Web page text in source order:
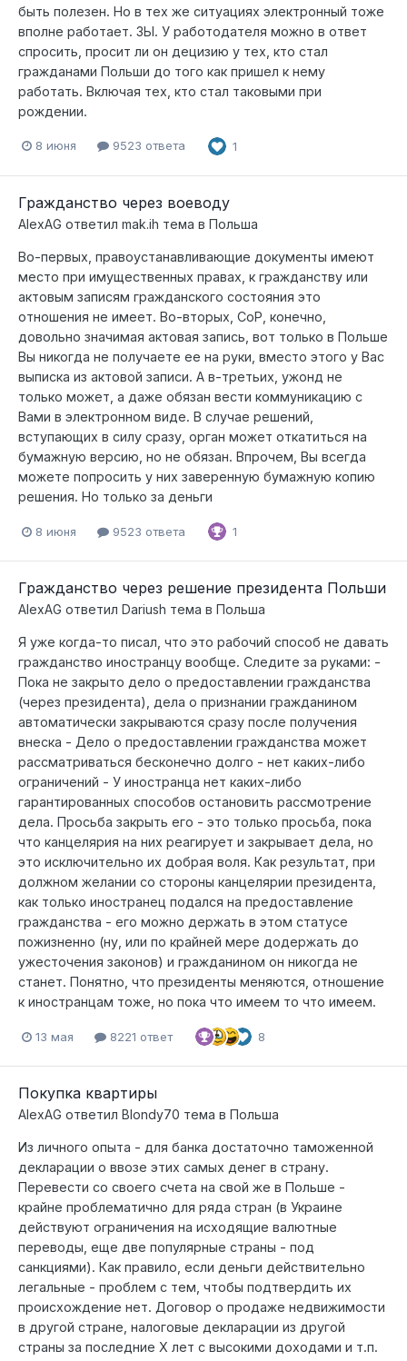
быть полезен. Но в тех же ситуациях электронный тоже
вполне работает. ЗЫ. У работодателя можно в ответ
спросить, просит ли он децизию у тех, кто стал
гражданами Польши до того как пришел к нему
работать. Включая тех, кто стал таковыми при
рождении.
8 июня 9523 ответа 1
Гражданство через воеводу
AlexAG ответил mak.ih тема в Польша
Во-первых, правоустанавливающие документы имеют
место при имущественных правах, к гражданству или
актовым записям гражданского состояния это
отношения не имеет. Во-вторых, СоР, конечно,
довольно значимая актовая запись, вот только в Польше
Вы никогда не получаете ее на руки, вместо этого у Вас
выписка из актовой записи. А в-третьих, ужонд не
только может, а даже обязан вести коммуникацию с
Вами в электронном виде. В случае решений,
вступающих в силу сразу, орган может откатиться на
бумажную версию, но не обязан. Впрочем, Вы всегда
можете попросить у них заверенную бумажную копию
решения. Но только за деньги
8 июня 9523 ответа 1
Гражданство через решение президента Польши
AlexAG ответил Dariush тема в Польша
Я уже когда-то писал, что это рабочий способ не давать
гражданство иностранцу вообще. Следите за руками: -
Пока не закрыто дело о предоставлении гражданства
(через президента), дела о признании гражданином
автоматически закрываются сразу после получения
внеска - Дело о предоставлении гражданства может
рассматриваться бесконечно долго - нет каких-либо
ограничений - У иностранца нет каких-либо
гарантированных способов остановить рассмотрение
дела. Просьба закрыть его - это только просьба, пока
что канцелярия на них реагирует и закрывает дела, но
это исключительно их добрая воля. Как результат, при
должном желании со стороны канцелярии президента,
как только иностранец подался на предоставление
гражданства - его можно держать в этом статусе
пожизненно (ну, или по крайней мере додержать до
ужесточения законов) и гражданином он никогда не
станет. Понятно, что президенты меняются, отношение
к иностранцам тоже, но пока что имеем то что имеем.
13 мая 8221 ответ 8
Покупка квартиры
AlexAG ответил Blondy70 тема в Польша
Из личного опыта - для банка достаточно таможенной
декларации о ввозе этих самых денег в страну.
Перевести со своего счета на свой же в Польше -
крайне проблематично для ряда стран (в Украине
действуют ограничения на исходящие валютные
переводы, еще две популярные страны - под
санкциями). Как правило, если деньги действительно
легальные - проблем с тем, чтобы подтвердить их
происхождение нет. Договор о продаже недвижимости
в другой стране, налоговые декларации из другой
страны за последние Х лет с высокими доходами и т.п.